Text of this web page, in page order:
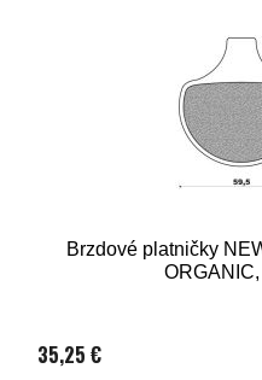
Brzdové platničky
35,25 €